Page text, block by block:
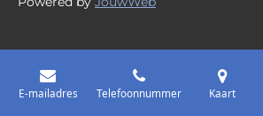
E-mailadres Telefoonnummer Kaart